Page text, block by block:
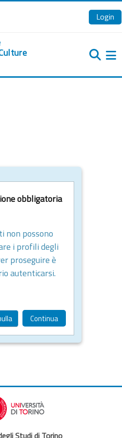
Login
obbligatoria
non possono
i profili degli
proseguire è
autenticarsi.
Continua
Studi di Torino